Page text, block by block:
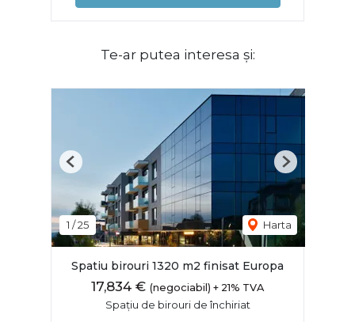
Te-ar putea interesa și:
1 /25 Harta
Previous Next
Spatiu birouri 1320 m2 finisat Europa
17,834 € (negociabil) + 21% TVA
Spațiu de birouri de închiriat